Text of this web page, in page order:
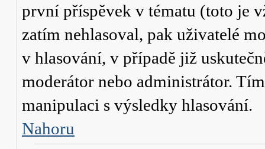
první příspěvek v tématu (toto je
zatím nehlasoval, pak uživatelé
v hlasování, v případě již
moderátor nebo administrátor.
manipulaci s výsledky hlasování.
Nahoru